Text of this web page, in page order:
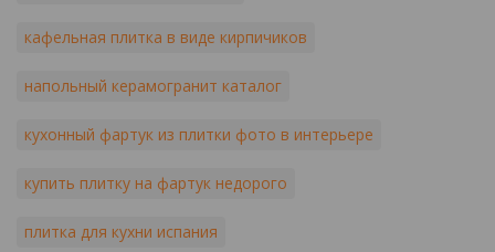
кафельная плитка в виде кирпичиков
напольный керамогранит каталог
кухонный фартук из плитки фото в интерьере
купить плитку на фартук недорого
плитка для кухни испания